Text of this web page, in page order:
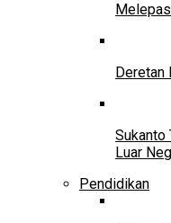
Sukanto
Luar
Pendidikan